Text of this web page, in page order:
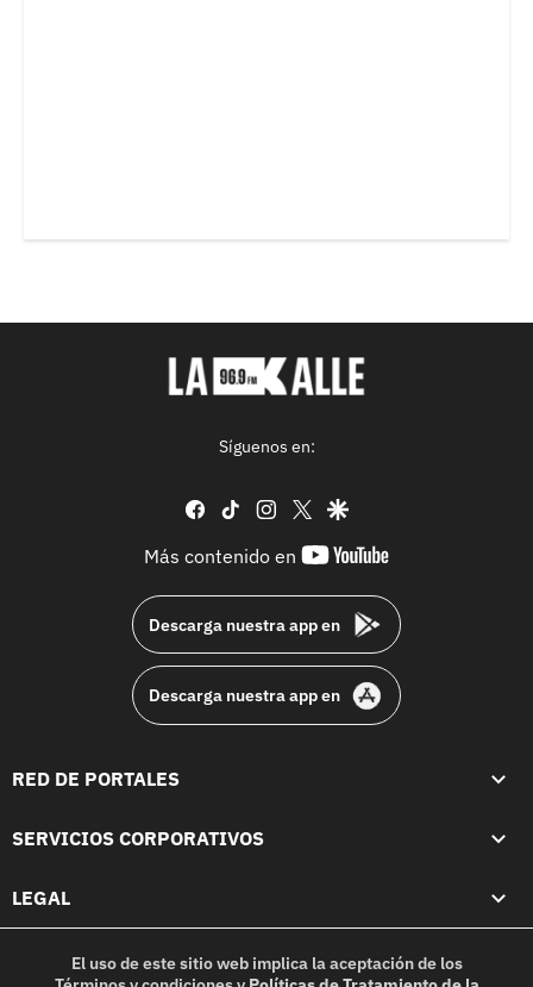
Síguenos en:
facebook
tiktok instagram
twittergoogle
Más contenido en
youtube-
Descarga nuestra app en
Descarga nuestra app en
RED DE PORTALES
SERVICIOS CORPORATIVOS
LEGAL
El uso de este sitio web implica la aceptación de los